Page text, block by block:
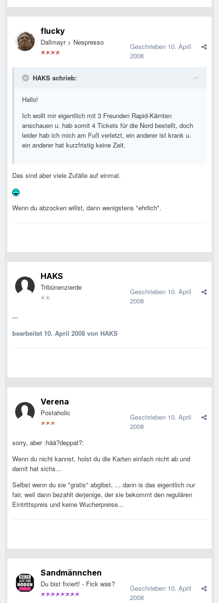
flucky
Dallmayr > Nespresso Geschrieben 10. April
2008
HAKS schrieb:
Hallo!
Ich wollt mir eigentlich mit 3 Freunden Rapid-Kärnten
anschauen u. hab somit 4 Tickets für die Nord bestellt, doch
leider hab ich mich am Fuß verletzt, ein anderer ist krank u.
ein anderer hat kurzfristig keine Zeit.
Das sind aber viele Zufälle auf einmal.
Wenn du abzocken willst, dann wenigstens "ehrlich".
HAKS
Tribünenzierde Geschrieben 10. April
2008
---
bearbeitet 10. April 2008 von HAKS
Verena
Postaholic Geschrieben 10. April
2008
sorry, aber :hää?deppat?:
Wenn du nicht kannst, holst du die Karten einfach nicht ab und
damit hat sichs...
Selbst wenn du sie "gratis" abgibst, ... dann is das eigentlich nur
fair, weil dann bezahlt derjenige, der sie bekommt den regulären
Eintrittspreis und keine Wucherpreise...
Sandmännchen
Du bist fixiert! - Fick was? Geschrieben 10. April
2008